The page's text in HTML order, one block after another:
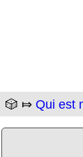
🎲 ⤇ Qui est